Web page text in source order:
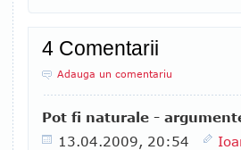
4 Comentarii
Adauga un comentariu
Pot fi naturale -
13.04.2009, 20:54